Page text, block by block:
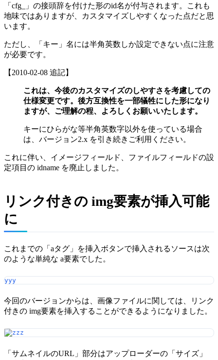
「cfg_」の接頭辞を付けた形のid名が付与されます。これも
地味ではありますが、カスタマイズしやすくなった点だと思
います。
ただし、「キー」名には半角英数しか設定できない点に注意
が必要です。
【2010-02-08 追記】
これは、今後のカスタマイズのしやすさを考慮しての
仕様変更です。後方互換性を一部犠牲にした形になり
ますが、ご理解の程、よろしくお願いいたします。
キーにひらがな等半角英数字以外を使っている場合
は、バージョン2.x を引き続きご利用ください。
これに伴い、イメージフィールド、ファイルフィールドの設
定項目の idname を廃止しました。
リンク付きの img要素が挿入可能
に
これまでの「aタグ」を挿入ボタンで挿入されるソースは次
のような単純な a要素でした。
yyy
今回のバージョンからは、画像ファイルに関しては、リンク
付きの img要素を挿入することができるようになりました。
「サムネイルのURL」部分はアップローダーの「サイズ」